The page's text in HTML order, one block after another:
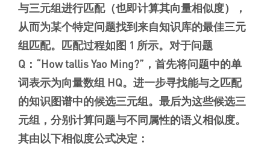
与三元组进行匹配（也即计算其向量相似度），
从而为某个特定问题找到来自知识库的最佳三元
组匹配。匹配过程如图 1 所示。对于问题
Q：“How tallis Yao Ming?”，首先将问题中的单
词表示为向量数组 HQ。进一步寻找能与之匹配
的知识图谱中的候选三元组。最后为这些候选三
元组，分别计算问题与不同属性的语义相似度。
其由以下相似度公式决定：